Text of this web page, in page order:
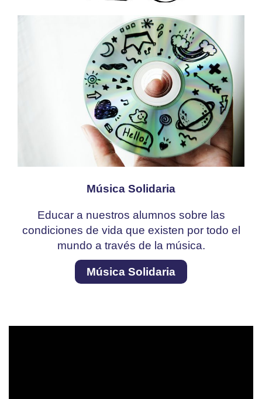
Música Solidaria
Educar a nuestros alumnos sobre las
condiciones de vida que existen por todo el
mundo a través de la música.
Música Solidaria